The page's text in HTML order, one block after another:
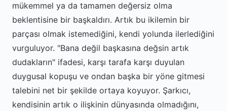
mükemmel ya da tamamen değersiz olma
beklentisine bir başkaldırı. Artık bu ikilemin bir
parçası olmak istemediğini, kendi yolunda ilerlediğini
vurguluyor. "Bana değil başkasına değsin artık
dudakların" ifadesi, karşı tarafa karşı duyulan
duygusal kopuşu ve ondan başka bir yöne gitmesi
talebini net bir şekilde ortaya koyuyor. Şarkıcı,
kendisinin artık o ilişkinin dünyasında olmadığını,